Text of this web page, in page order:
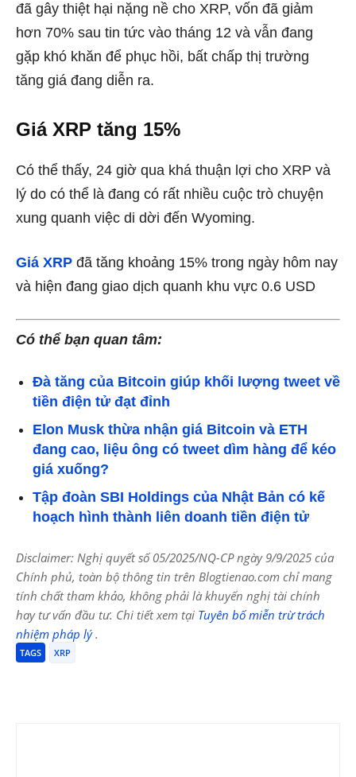
đã gây thiệt hại nặng nề cho XRP, vốn đã giảm
hơn 70% sau tin tức vào tháng 12 và vẫn đang
gặp khó khăn để phục hồi, bất chấp thị trường
tăng giá đang diễn ra.
Giá XRP tăng 15%
Có thể thấy, 24 giờ qua khá thuận lợi cho XRP và
lý do có thể là đang có rất nhiều cuộc trò chuyện
xung quanh việc di dời đến Wyoming.
Giá XRP đã tăng khoảng 15% trong ngày hôm nay
và hiện đang giao dịch quanh khu vực 0.6 USD
Có thể bạn quan tâm:
Đà tăng của Bitcoin giúp khối lượng tweet về
tiền điện tử đạt đỉnh
Elon Musk thừa nhận giá Bitcoin và ETH
đang cao, liệu ông có tweet dìm hàng để kéo
giá xuống?
Tập đoàn SBI Holdings của Nhật Bản có kế
hoạch hình thành liên doanh tiền điện tử
Disclaimer: Nghị quyết số 05/2025/NQ-CP ngày 9/9/2025 của
Chính phủ, toàn bộ thông tin trên Blogtienao.com chỉ mang
tính chất tham khảo, không phải là khuyến nghị tài chính
hay tư vấn đầu tư. Chi tiết xem tại Tuyên bố miễn trừ trách
nhiệm pháp lý.
TAGS XRP